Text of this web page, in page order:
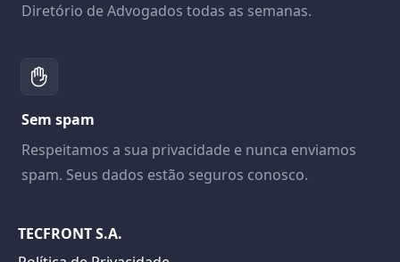
Diretório de Advogados todas as semanas.
Sem spam
Respeitamos a sua privacidade e nunca enviamos
spam. Seus dados estão seguros conosco.
TECFRONT S.A.